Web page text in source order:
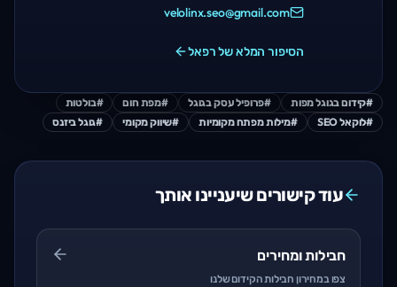
velolinx.seo@gmail.com
הסיפור המלא של רפאל
#קידום בגוגל מפות #פרופיל עסק בגוגל #מפת חום #בולטות
#לוקאל SEO #מילות מפתח מקומיות #שיווק מקומי #גוגל ביזנס
עוד קישורים שיעניינו אותך
חבילות ומחירים
צפו במחירון חבילות הקידום שלנו